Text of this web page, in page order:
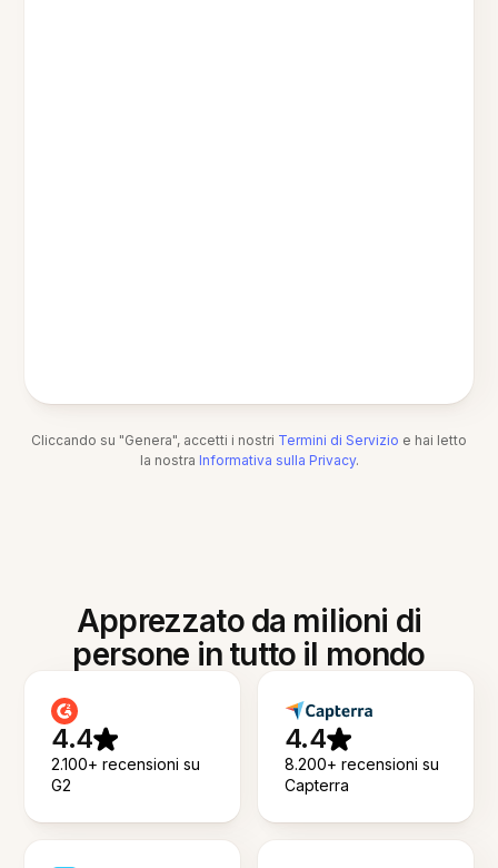
Cliccando su "Genera", accetti i nostri Termini di Servizio e hai letto
la nostra Informativa sulla Privacy.
Apprezzato da milioni di
persone in tutto il mondo
4.4
2.100+ recensioni su
G2
4.4
8.200+ recensioni su
Capterra